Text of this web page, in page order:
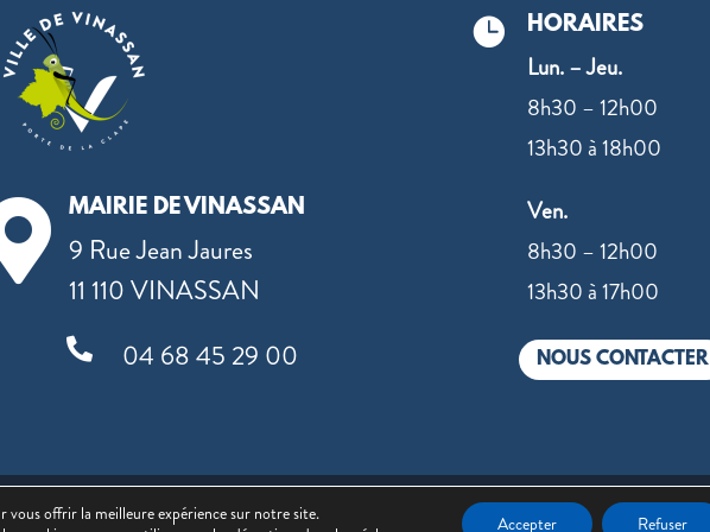
MAIRIE DE VINASSAN
9 Rue Jean Jaures
11 110 VINASSAN
 04 68 45 29 00
 HORAIRES
Lun. – Jeu.
8h30 – 12h00
13h30 à 18h00
Ven.
8h30 – 12h00
13h30 à 17h00
NOUS CONTACTER
légales|Politique de confidentialité | Site réalisé parValue IT
vous offrir la meilleure expérience sur notre site.
Accepter Refuser